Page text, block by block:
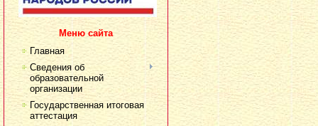
Меню сайта
Главная
Сведения об
образовательной
организации
Государственная итоговая
аттестация